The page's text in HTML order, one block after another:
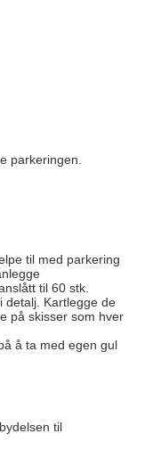
parkeringen.
til med parkering
til 60 stk.
detalj. Kartlegge de
på skisser som hver
å ta med egen gul
til